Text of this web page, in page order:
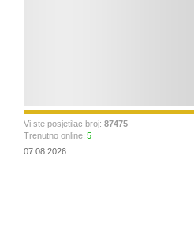
Vi ste posjetilac broj: 87475
Trenutno online: 5
07.08.2026.